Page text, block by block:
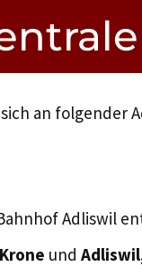
an folgender
Adliswil
und